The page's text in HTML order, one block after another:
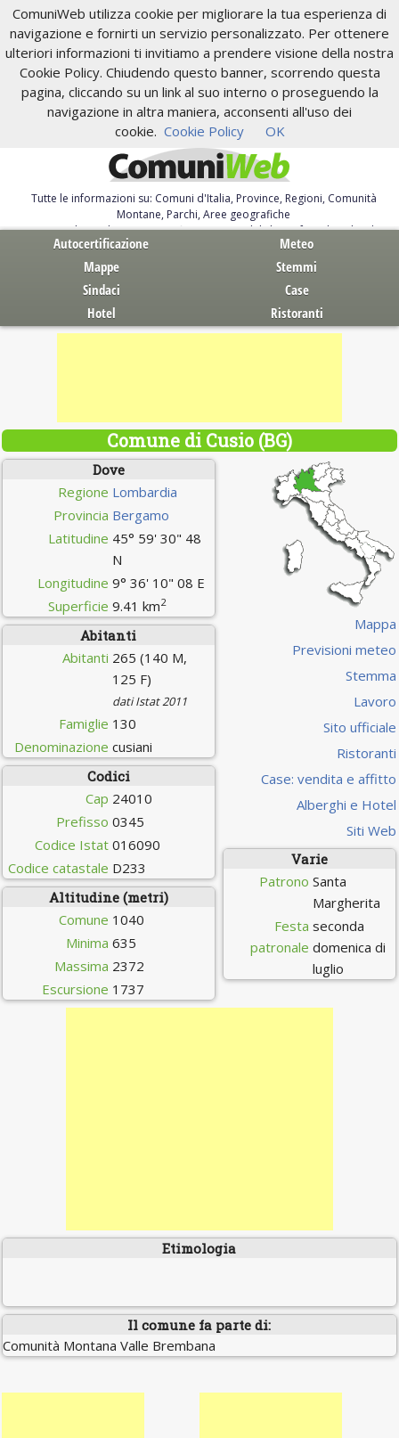
ComuniWeb utilizza cookie per migliorare la tua esperienza di
navigazione e fornirti un servizio personalizzato. Per ottenere
ulteriori informazioni ti invitiamo a prendere visione della nostra
Cookie Policy. Chiudendo questo banner, scorrendo questa
pagina, cliccando su un link al suo interno o proseguendo la
navigazione in altra maniera, acconsenti all'uso dei
cookie. Cookie Policy OK
Tutte le informazioni su: Comuni d'Italia, Province, Regioni, Comunità
Montane, Parchi, Aree geografiche
Servizi al Cittadino. Autocertificazione, moduli, leggi, free download
Autocertificazione
Meteo
Mappe
Stemmi
Sindaci
Case
Hotel
Ristoranti
Comune di Cusio (BG)
Dove
Regione Lombardia
Provincia Bergamo
Latitudine 45° 59' 30" 48
N
Longitudine 9° 36' 10" 08 E
Superficie 9.41 km2
Abitanti
Abitanti 265 (140 M,
125 F)
dati Istat 2011
Famiglie 130
Denominazione cusiani
Codici
Cap 24010
Prefisso 0345
Codice Istat 016090
Codice catastale D233
Altitudine (metri)
Comune 1040
Minima 635
Massima 2372
Escursione 1737
Mappa
Previsioni meteo
Stemma
Lavoro
Sito ufficiale
Ristoranti
Case: vendita e affitto
Alberghi e Hotel
Siti Web
Varie
Patrono Santa
Margherita
Festa
patronale
seconda
domenica di
luglio
Etimologia
Il comune fa parte di:
Comunità Montana Valle Brembana